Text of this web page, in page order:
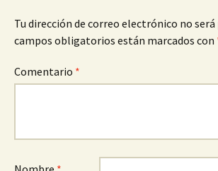
Tu dirección de correo electrónico no será
campos obligatorios están marcados con
Comentario *